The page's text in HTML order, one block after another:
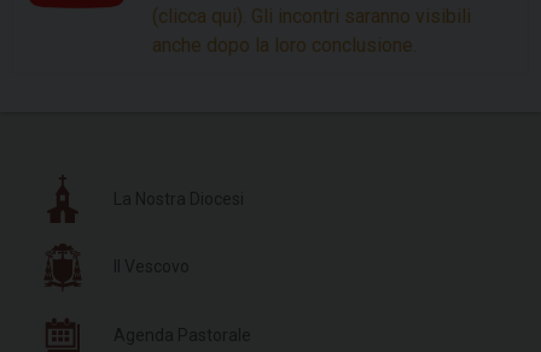
(clicca qui). Gli incontri saranno visibili
anche dopo la loro conclusione.